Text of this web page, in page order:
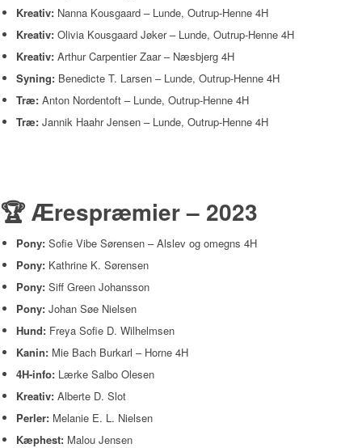
Kreativ: Nanna Kousgaard – Lunde, Outrup-Henne 4H
Kreativ: Olivia Kousgaard Jøker – Lunde, Outrup-Henne 4H
Kreativ: Arthur Carpentier Zaar – Næsbjerg 4H
Syning: Benedicte T. Larsen – Lunde, Outrup-Henne 4H
Træ: Anton Nordentoft – Lunde, Outrup-Henne 4H
Træ: Jannik Haahr Jensen – Lunde, Outrup-Henne 4H
🏆 Ærespræmier – 2023
Pony: Sofie Vibe Sørensen – Alslev og omegns 4H
Pony: Kathrine K. Sørensen
Pony: Siff Green Johansson
Pony: Johan Søe Nielsen
Hund: Freya Sofie D. Wilhelmsen
Kanin: Mie Bach Burkarl – Horne 4H
4H-info: Lærke Salbo Olesen
Kreativ: Alberte D. Slot
Perler: Melanie E. L. Nielsen
Kæphest: Malou Jensen